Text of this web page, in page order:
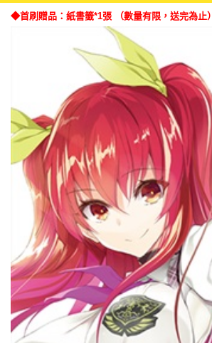
◆首刷贈品：紙書籤*1張 （數量有限，送完為止）